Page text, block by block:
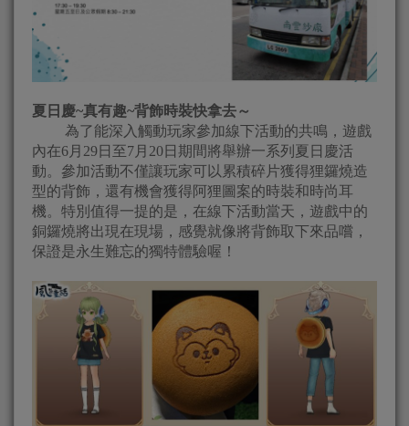
夏日慶~真有趣~背飾時裝快拿去～
為了能深入觸動玩家參加線下活動的共鳴，遊戲
內在6月29日至7月20日期間將舉辦一系列夏日慶活
動。參加活動不僅讓玩家可以累積碎片獲得狸鑼燒造
型的背飾，還有機會獲得阿狸圖案的時裝和時尚耳
機。特別值得一提的是，在線下活動當天，遊戲中的
銅鑼燒將出現在現場，感覺就像將背飾取下來品嚐，
保證是永生難忘的獨特體驗喔！